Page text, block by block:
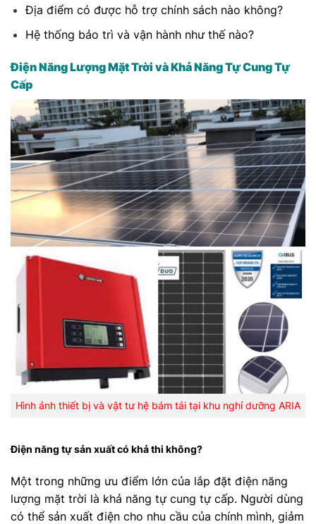
Địa điểm có được hỗ trợ chính sách nào không?
Hệ thống bảo trì và vận hành như thế nào?
Điện Năng Lượng Mặt Trời và Khả Năng Tự Cung Tự
Cấp
Hình ảnh thiết bị và vật tư hệ bám tải tại khu nghỉ dưỡng ARIA
Điện năng tự sản xuất có khả thi không?
Một trong những ưu điểm lớn của lắp đặt điện năng
lượng mặt trời là khả năng tự cung tự cấp. Người dùng
có thể sản xuất điện cho nhu cầu của chính mình, giảm